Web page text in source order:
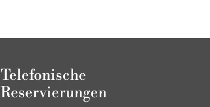
Telefonische
Reservierungen